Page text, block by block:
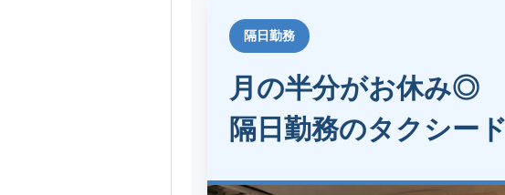
隔日勤務
月の半分がお休み◎
隔日勤務のタクシー